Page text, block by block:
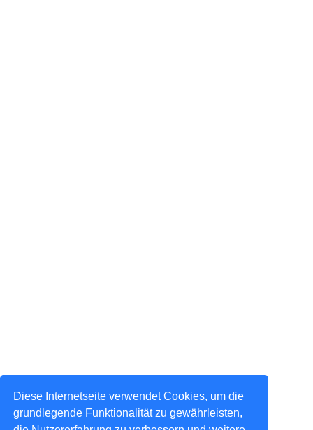
Diese Internetseite verwendet Cookies, um die
grundlegende Funktionalität zu gewährleisten,